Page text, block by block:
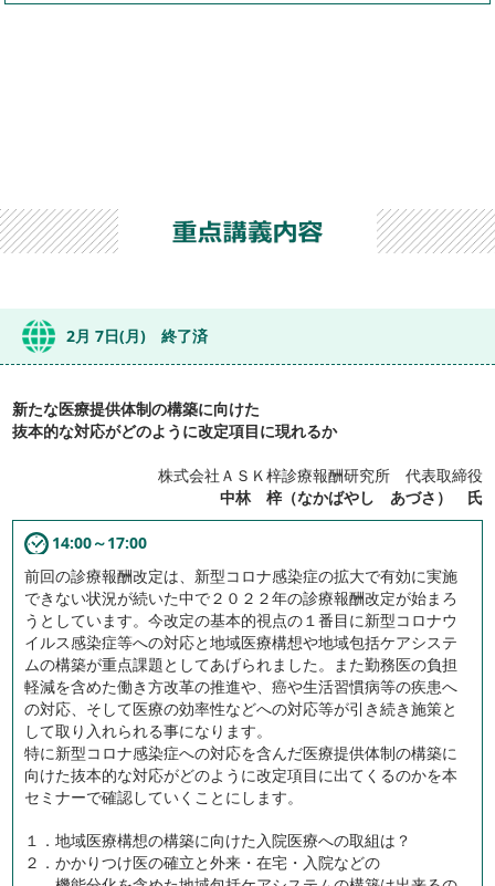
2月 7日(月) 終了済
新たな医療提供体制の構築に向けた
抜本的な対応がどのように改定項目に現れるか
株式会社ＡＳＫ梓診療報酬研究所 代表取締役
中林 梓（なかばやし あづさ） 氏
14:00～17:00
前回の診療報酬改定は、新型コロナ感染症の拡大で有効に実施
できない状況が続いた中で２０２２年の診療報酬改定が始まろ
うとしています。今改定の基本的視点の１番目に新型コロナウ
イルス感染症等への対応と地域医療構想や地域包括ケアシステ
ムの構築が重点課題としてあげられました。また勤務医の負担
軽減を含めた働き方改革の推進や、癌や生活習慣病等の疾患へ
の対応、そして医療の効率性などへの対応等が引き続き施策と
して取り入れられる事になります。
特に新型コロナ感染症への対応を含んだ医療提供体制の構築に
向けた抜本的な対応がどのように改定項目に出てくるのかを本
セミナーで確認していくことにします。
１．地域医療構想の構築に向けた入院医療への取組は？
２．かかりつけ医の確立と外来・在宅・入院などの